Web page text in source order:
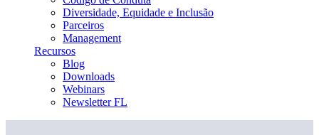
Diversidade, Equidade e Inclusão
Parceiros
Management
Recursos
Blog
Downloads
Webinars
Newsletter FL